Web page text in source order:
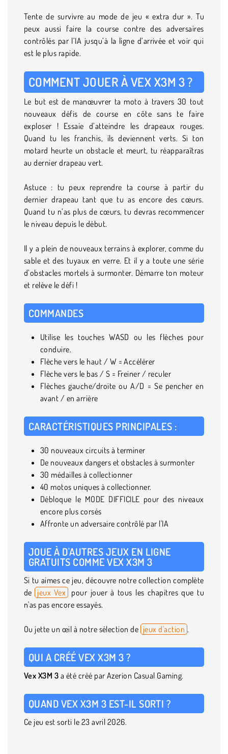
Tente de survivre au mode de jeu « extra dur ». Tu
peux aussi faire la course contre des adversaires
contrôlés par l’IA jusqu’à la ligne d’arrivée et voir qui
est le plus rapide.
COMMENT JOUER À VEX X3M 3 ?
Le but est de manœuvrer ta moto à travers 30 tout
nouveaux défis de course en côte sans te faire
exploser ! Essaie d’atteindre les drapeaux rouges.
Quand tu les franchis, ils deviennent verts. Si ton
motard heurte un obstacle et meurt, tu réapparaîtras
au dernier drapeau vert.
Astuce : tu peux reprendre ta course à partir du
dernier drapeau tant que tu as encore des cœurs.
Quand tu n’as plus de cœurs, tu devras recommencer
le niveau depuis le début.
Il y a plein de nouveaux terrains à explorer, comme du
sable et des tuyaux en verre. Et il y a toute une série
d’obstacles mortels à surmonter. Démarre ton moteur
et relève le défi !
COMMANDES
Utilise les touches WASD ou les flèches pour
conduire.
Flèche vers le haut / W = Accélérer
Flèche vers le bas / S = Freiner / reculer
Flèches gauche/droite ou A/D = Se pencher en
avant / en arrière
CARACTÉRISTIQUES PRINCIPALES :
30 nouveaux circuits à terminer
De nouveaux dangers et obstacles à surmonter
30 médailles à collectionner
40 motos uniques à collectionner.
Débloque le MODE DIFFICILE pour des niveaux
encore plus corsés
Affronte un adversaire contrôlé par l'IA
JOUE À D'AUTRES JEUX EN LIGNE
GRATUITS COMME VEX X3M 3
Si tu aimes ce jeu, découvre notre collection complète
de jeux Vex
pour jouer à tous les chapitres que tu
n'as pas encore essayés.
Ou jette un œil à notre sélection de jeux d'action .
QUI A CRÉÉ VEX X3M 3 ?
Vex X3M 3 a été créé par Azerion Casual Gaming.
QUAND VEX X3M 3 EST-IL SORTI ?
Ce jeu est sorti le 23 avril 2026.